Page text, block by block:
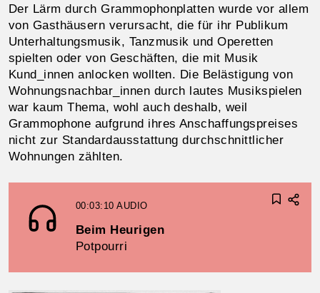
Der Lärm durch Grammophonplatten wurde vor allem
von Gasthäusern verursacht, die für ihr Publikum
Unterhaltungsmusik, Tanzmusik und Operetten
spielten oder von Geschäften, die mit Musik
Kund_innen anlocken wollten. Die Belästigung von
Wohnungsnachbar_innen durch lautes Musikspielen
war kaum Thema, wohl auch deshalb, weil
Grammophone aufgrund ihres Anschaffungspreises
nicht zur Standardausstattung durchschnittlicher
Wohnungen zählten.
00:03:10AUDIO
Beim Heurigen
Potpourri